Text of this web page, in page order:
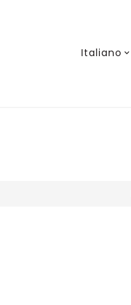
Lingua
Italiano